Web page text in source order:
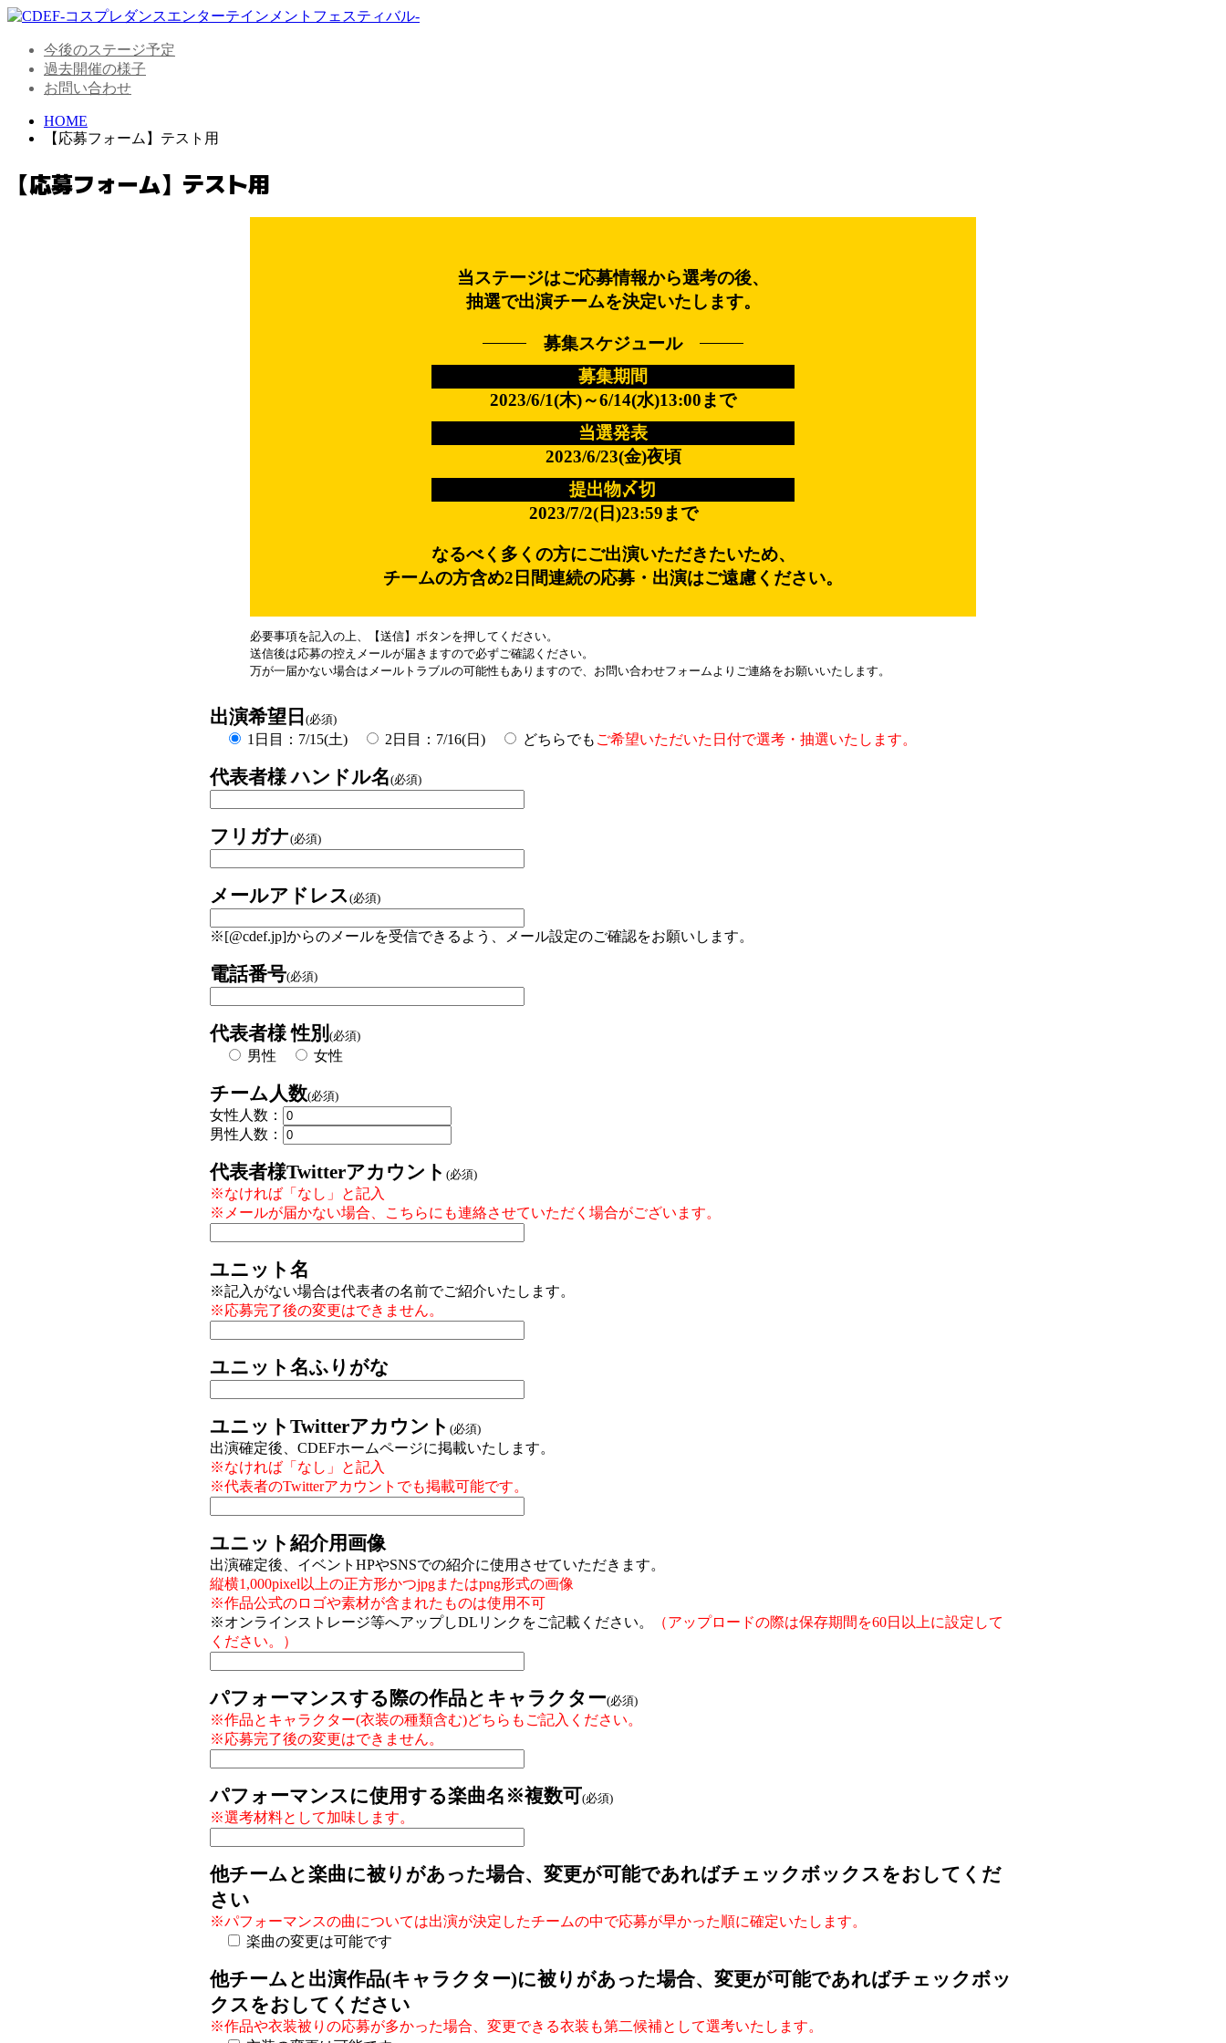
今後のステージ予定
過去開催の様子
お問い合わせ
HOME
【応募フォーム】テスト用
【応募フォーム】テスト用
当ステージはご応募情報から選考の後、
抽選で出演チームを決定いたします。
募集スケジュール
募集期間
2023/6/1(木)～6/14(水)13:00まで
当選発表
2023/6/23(金)夜頃
提出物〆切
2023/7/2(日)23:59まで
なるべく多くの方にご出演いただきたいため、
チームの方含め2日間連続の応募・出演はご遠慮ください。
必要事項を記入の上、【送信】ボタンを押してください。
送信後は応募の控えメールが届きますので必ずご確認ください。
万が一届かない場合はメールトラブルの可能性もありますので、お問い合わせフォームよりご連絡をお願いいたします。
出演希望日 (必須)
1日目：7/15(土) 2日目：7/16(日) どちらでも ご希望いただいた日付で選考・抽選いたします。
代表者様 ハンドル名(必須)
フリガナ(必須)
メールアドレス (必須)
※[@cdef.jp]からのメールを受信できるよう、メール設定のご確認をお願いします。
電話番号(必須)
代表者様 性別 (必須)
男性 女性
チーム人数(必須)
女性人数：
男性人数：
代表者様Twitterアカウント (必須)
※なければ「なし」と記入
※メールが届かない場合、こちらにも連絡させていただく場合がございます。
ユニット名
※記入がない場合は代表者の名前でご紹介いたします。
※応募完了後の変更はできません。
ユニット名ふりがな
ユニットTwitterアカウント (必須)
出演確定後、CDEFホームページに掲載いたします。
※なければ「なし」と記入
※代表者のTwitterアカウントでも掲載可能です。
ユニット紹介用画像
出演確定後、イベントHPやSNSでの紹介に使用させていただきます。
縦横1,000pixel以上の正方形かつjpgまたはpng形式の画像
※作品公式のロゴや素材が含まれたものは使用不可
※オンラインストレージ等へアップしDLリンクをご記載ください。
（アップロードの際は保存期間を60日以上に設定して
ください。）
パフォーマンスする際の作品とキャラクター(必須)
※作品とキャラクター(衣装の種類含む)どちらもご記入ください。
※応募完了後の変更はできません。
パフォーマンスに使用する楽曲名※複数可(必須)
※選考材料として加味します。
他チームと楽曲に被りがあった場合、変更が可能であればチェックボックスをおしてくだ
さい
※パフォーマンスの曲については出演が決定したチームの中で応募が早かった順に確定いたします。
楽曲の変更は可能です
他チームと出演作品(キャラクター)に被りがあった場合、変更が可能であればチェックボッ
クスをおしてください
※作品や衣装被りの応募が多かった場合、変更できる衣装も第二候補として選考いたします。